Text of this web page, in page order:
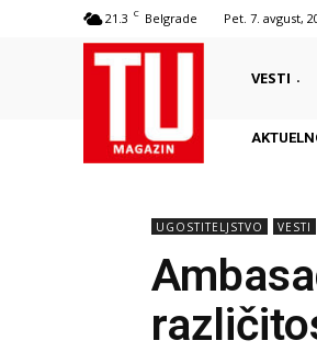
21.3 C Belgrade Pet. 7. avgust,
VESTI
UGOSTITELJSTVO VESTI